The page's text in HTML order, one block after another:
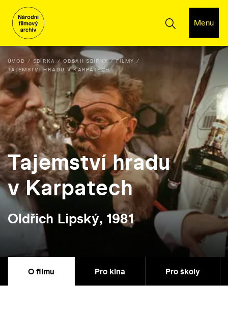
Menu
ÚVOD SBÍRKA OBSAH SBÍRKY
FILMY
TAJEMSTVÍ HRADU V KARPATECH
Tajemství hradu
v Karpatech
Oldřich Lipský, 1981
O filmu Pro kina Pro školy